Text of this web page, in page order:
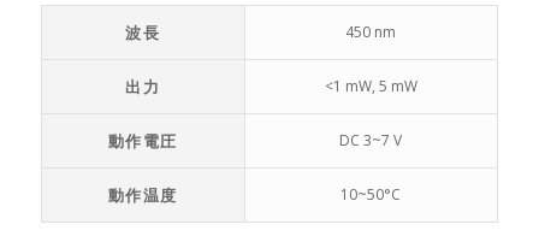
波長 450 nm
出力 <1 mW, 5 mW
動作電圧 DC 3~7 V
動作温度 10~50°C